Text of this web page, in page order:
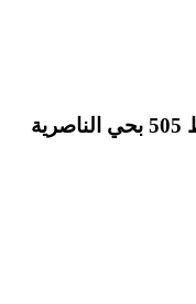
للبيع قطعة رقم 195 / 2 في مخطط 505 بحي الناصرية